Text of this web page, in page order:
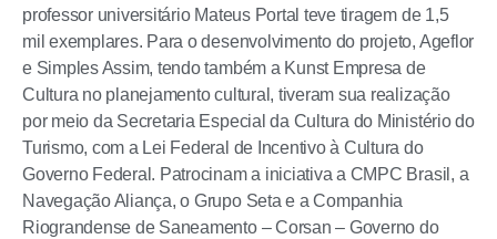
professor universitário Mateus Portal teve tiragem de 1,5
mil exemplares. Para o desenvolvimento do projeto, Ageflor
e Simples Assim, tendo também a Kunst Empresa de
Cultura no planejamento cultural, tiveram sua realização
por meio da Secretaria Especial da Cultura do Ministério do
Turismo, com a Lei Federal de Incentivo à Cultura do
Governo Federal. Patrocinam a iniciativa a CMPC Brasil, a
Navegação Aliança, o Grupo Seta e a Companhia
Riograndense de Saneamento – Corsan – Governo do